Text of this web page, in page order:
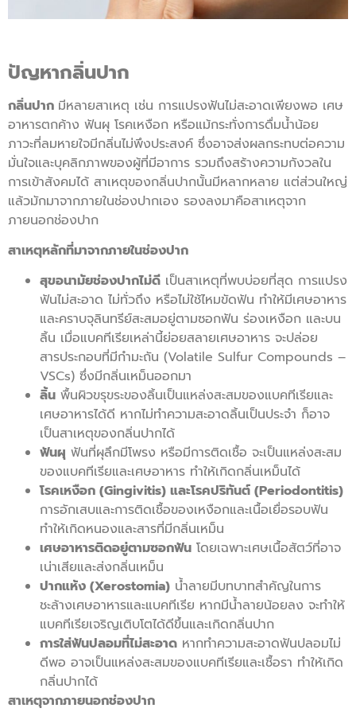
ปัญหากลิ่นปาก
กลิ่นปาก มีหลายสาเหตุ เช่น การแปรงฟันไม่สะอาดเพียงพอ เศษ
อาหารตกค้าง ฟันผุ โรคเหงือก หรือแม้กระทั่งการดื่มน้ำน้อย
ภาวะที่ลมหายใจมีกลิ่นไม่พึงประสงค์ ซึ่งอาจส่งผลกระทบต่อความ
มั่นใจและบุคลิกภาพของผู้ที่มีอาการ รวมถึงสร้างความกังวลใน
การเข้าสังคมได้ สาเหตุของกลิ่นปากนั้นมีหลากหลาย แต่ส่วนใหญ่
แล้วมักมาจากภายในช่องปากเอง รองลงมาคือสาเหตุจาก
ภายนอกช่องปาก
สาเหตุหลักที่มาจากภายในช่องปาก
สุขอนามัยช่องปากไม่ดี เป็นสาเหตุที่พบบ่อยที่สุด การแปรง
ฟันไม่สะอาด ไม่ทั่วถึง หรือไม่ใช้ไหมขัดฟัน ทำให้มีเศษอาหาร
และคราบจุลินทรีย์สะสมอยู่ตามซอกฟัน ร่องเหงือก และบน
ลิ้น เมื่อแบคทีเรียเหล่านี้ย่อยสลายเศษอาหาร จะปล่อย
สารประกอบที่มีกำมะถัน (Volatile Sulfur Compounds –
VSCs) ซึ่งมีกลิ่นเหม็นออกมา
ลิ้น พื้นผิวขรุขระของลิ้นเป็นแหล่งสะสมของแบคทีเรียและ
เศษอาหารได้ดี หากไม่ทำความสะอาดลิ้นเป็นประจำ ก็อาจ
เป็นสาเหตุของกลิ่นปากได้
ฟันผุ ฟันที่ผุลึกมีโพรง หรือมีการติดเชื้อ จะเป็นแหล่งสะสม
ของแบคทีเรียและเศษอาหาร ทำให้เกิดกลิ่นเหม็นได้
โรคเหงือก (Gingivitis) และโรคปริทันต์ (Periodontitis)
การอักเสบและการติดเชื้อของเหงือกและเนื้อเยื่อรอบฟัน
ทำให้เกิดหนองและสารที่มีกลิ่นเหม็น
เศษอาหารติดอยู่ตามซอกฟัน โดยเฉพาะเศษเนื้อสัตว์ที่อาจ
เน่าเสียและส่งกลิ่นเหม็น
ปากแห้ง (Xerostomia) น้ำลายมีบทบาทสำคัญในการ
ชะล้างเศษอาหารและแบคทีเรีย หากมีน้ำลายน้อยลง จะทำให้
แบคทีเรียเจริญเติบโตได้ดีขึ้นและเกิดกลิ่นปาก
การใส่ฟันปลอมที่ไม่สะอาด หากทำความสะอาดฟันปลอมไม่
ดีพอ อาจเป็นแหล่งสะสมของแบคทีเรียและเชื้อรา ทำให้เกิด
กลิ่นปากได้
สาเหตุจากภายนอกช่องปาก